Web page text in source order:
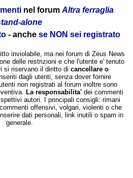
nel forum Altra ferraglia
alone
- anche se NON sei registrato
inviolabile, ma nei forum di Zeus News
delle restrizioni e che l'utente e' tenuto
si riservano il diritto di cancellare o
dagli utenti, senza dover fornire
non registrati al forum inoltre sono
La responsabilita' dei commenti
autori. I principali consigli: rimani
offensivi, volgari, violenti o che
dati personali, link inutili o spam in
generale.